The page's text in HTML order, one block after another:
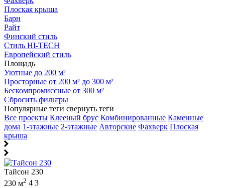
Плоская крыша
Барн
Райт
Финский стиль
Стиль HI-TECH
Европейский стиль
Площадь
Уютные до 200 м²
Просторные от 200 м² до 300 м²
Бескомпромиссные от 300 м²
Сбросить фильтры
Популярные теги свернуть теги
Все проекты Клееный брус Комбинированные Каменные
дома 1-этажные 2-этажные Авторские Фахверк Плоская
крыша
Тайсон 230
230 м2 4 3